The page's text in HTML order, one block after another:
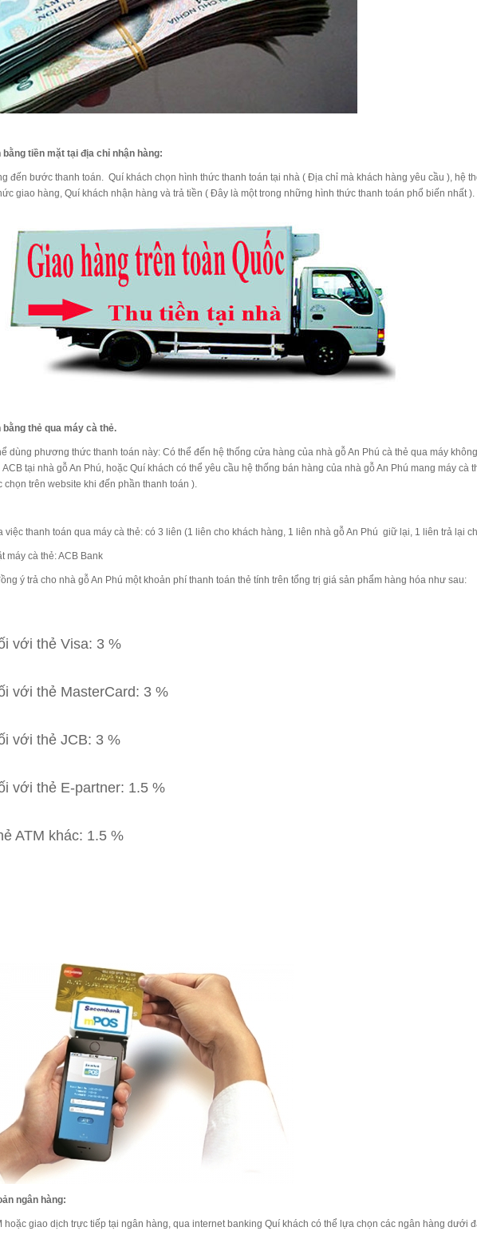
bằng tiền mặt tại địa chỉ nhận hàng:
đến bước thanh toán. Quí khách chọn hình thức thanh toán tại nhà ( Địa chỉ mà khách hàng yêu cầu ), hệ
giao hàng, Quí khách nhận hàng và trả tiền ( Đây là một trong những hình thức thanh toán phổ biến nhất ).
bằng thẻ qua máy cà thẻ.
dùng phương thức thanh toán này: Có thể đến hệ thống cửa hàng của nhà gỗ An Phú cà thẻ qua máy
tại nhà gỗ An Phú, hoặc Quí khách có thể yêu cầu hệ thống bán hàng của nhà gỗ An Phú mang máy cà
trên website khi đến phần thanh toán ).
việc thanh toán qua máy cà thẻ: có 3 liên (1 liên cho khách hàng, 1 liên nhà gỗ An Phú giữ lại, 1 liên trả lại
máy cà thẻ: ACB Bank
ý trả cho nhà gỗ An Phú một khoản phí thanh toán thẻ tính trên tổng trị giá sản phẩm hàng hóa như sau:
với thẻ Visa: 3 %
với thẻ MasterCard: 3 %
với thẻ JCB: 3 %
với thẻ E-partner: 1.5 %
ATM khác: 1.5 %
ngân hàng:
hoặc giao dịch trực tiếp tại ngân hàng, qua internet banking Quí khách có thể lựa chọn các ngân hàng dưới